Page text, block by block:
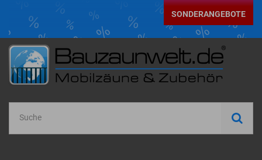
SONDERANGEBOTE